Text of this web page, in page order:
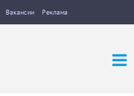
Вакансии Реклама